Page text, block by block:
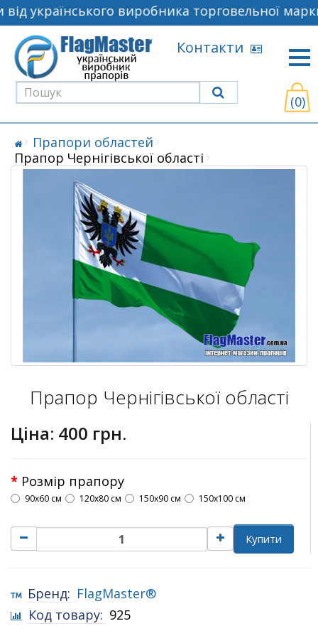
українського виробника торговельної
Контакти
(0)
Прапори областей
Прапор Чернігівської області
Прапор Чернігівської області
Ціна: 400 грн.
Розмір прапору
90х60 см 120х80 см 150х90 см 150х100 см
Купити
Бренд: FlagMaster®
Код товару: 925